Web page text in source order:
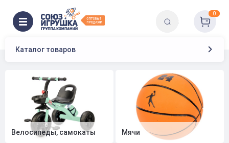
Каталог товаров
0
Главная
Спортивные товары
Велосипеды, самокаты Мячи